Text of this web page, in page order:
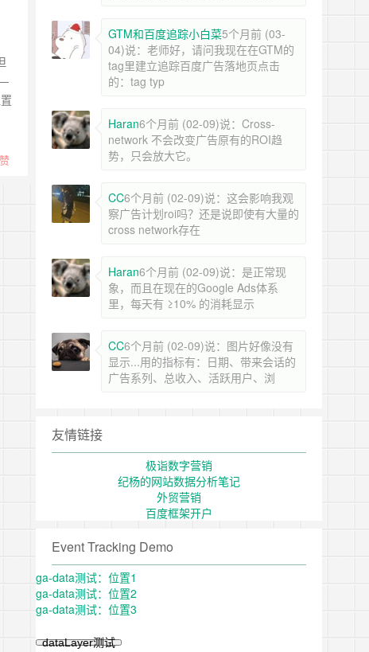
GTM和百度追踪小白菜5个月前 (03-
04)说：老师好，请问我现在在GTM的
tag里建立追踪百度广告落地页点击
的：tag typ
Haran6个月前 (02-09)说：Cross-
network 不会改变广告原有的ROI趋
势，只会放大它。
CC6个月前 (02-09)说：这会影响我观
察广告计划roi吗？还是说即使有大量的
cross network存在
Haran6个月前 (02-09)说：是正常现
象，而且在现在的Google Ads体系
里，每天有 ≥10% 的消耗显示
CC6个月前 (02-09)说：图片好像没有
显示...用的指标有：日期、带来会话的
广告系列、总收入、活跃用户、浏
友情链接
极诣数字营销
纪杨的网站数据分析笔记
外贸营销
百度框架开户
Event Tracking Demo
ga-data测试：位置1
ga-data测试：位置2
ga-data测试：位置3
dataLayer测试